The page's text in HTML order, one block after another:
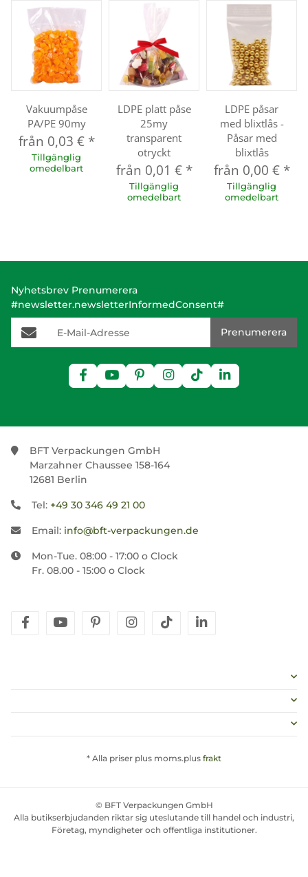
Vakuumpåse
PA/PE 90my
från 0,03 € *
Tillgänglig
omedelbart
LDPE platt påse
25my
transparent
otryckt
från 0,01 € *
Tillgänglig
omedelbart
LDPE påsar
med blixtlås -
Påsar med
blixtlås
från 0,00 € *
Tillgänglig
omedelbart
Nyhetsbrev Prenumerera
#newsletter.newsletterInformedConsent#
E-Mail-Adresse
Prenumerera
BFT Verpackungen GmbH
Marzahner Chaussee 158-164
12681 Berlin
Tel: +49 30 346 49 21 00
Email: info@bft-verpackungen.de
Mon-Tue. 08:00 - 17:00 o Clock
Fr. 08.00 - 15:00 o Clock
facebookyoutubepinterestinstagram
tiktok
* Alla priser plus moms.plus frakt
© BFT Verpackungen GmbH
Alla butikserbjudanden riktar sig uteslutande till handel och industri,
Företag, myndigheter och offentliga institutioner.